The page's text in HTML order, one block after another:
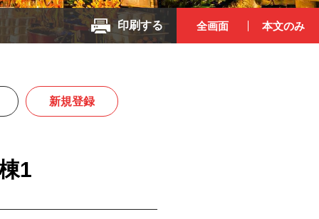
印刷する 全画面 本文のみ
新規登録
1